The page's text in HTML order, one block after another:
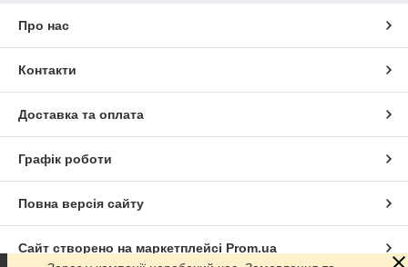
Про нас
Контакти
Доставка та оплата
Графік роботи
Повна версія сайту
Сайт створено на маркетплейсі Prom.ua